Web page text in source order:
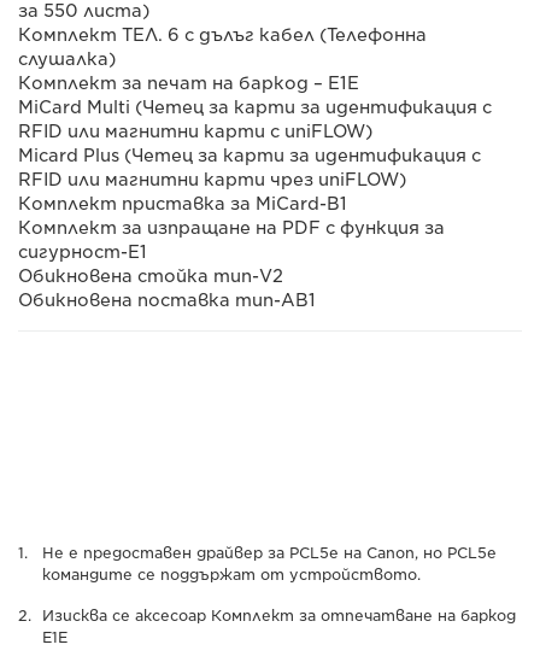
за 550 листа)
Комплект ТЕЛ. 6 с дълъг кабел (Телефонна
слушалка)
Комплект за печат на баркод – E1E
MiCard Multi (Четец за карти за идентификация с
RFID или магнитни карти с uniFLOW)
Micard Plus (Четец за карти за идентификация с
RFID или магнитни карти чрез uniFLOW)
Комплект приставка за MiCard-B1
Комплект за изпращане на PDF с функция за
сигурност-E1
Обикновена стойка тип-V2
Обикновена поставка тип-AB1
Не е предоставен драйвер за PCL5e на Canon, но PCL5e
командите се поддържат от устройството.
Изисква се аксесоар Комплект за отпечатване на баркод
E1E